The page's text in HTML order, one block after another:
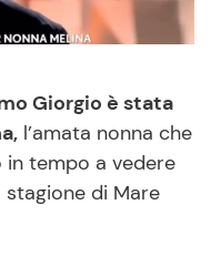
Cucina e Ricette
Ricette in TV
Giorgio è stata
l’amata nonna che
in tempo a vedere
stagione di Mare